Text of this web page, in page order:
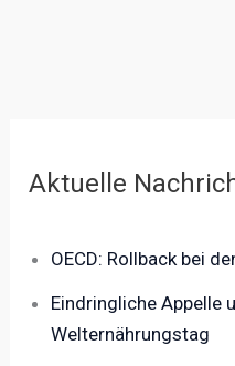
Aktuelle
OECD: Rollback bei
Eindringliche Appelle
Welternährungstag